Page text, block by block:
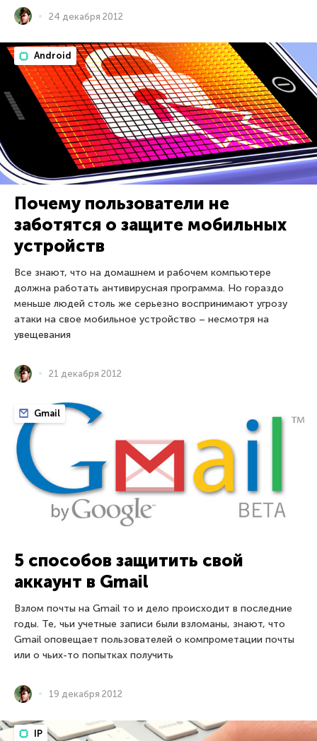
24 декабря 2012
Android
Почему пользователи не
заботятся о защите мобильных
устройств
Все знают, что на домашнем и рабочем компьютере
должна работать антивирусная программа. Но гораздо
меньше людей столь же серьезно воспринимают угрозу
атаки на свое мобильное устройство – несмотря на
увещевания
21 декабря 2012
Gmail
5 способов защитить свой
аккаунт в Gmail
Взлом почты на Gmail то и дело происходит в последние
годы. Те, чьи учетные записи были взломаны, знают, что
Gmail оповещает пользователей о компрометации почты
или о чьих-то попытках получить
19 декабря 2012
IP